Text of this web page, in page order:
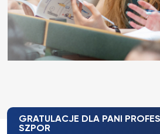
GRATULACJE DLA PANI
SZPOR